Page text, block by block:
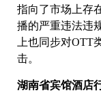
指向了市场上存
播的严重违法违
上也同步对OTT
击。
湖南省宾馆酒店